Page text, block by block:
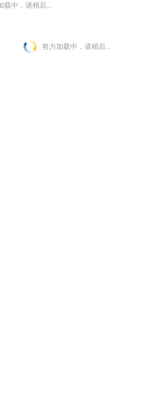
载中，请稍后...
努力加载中，请稍后...